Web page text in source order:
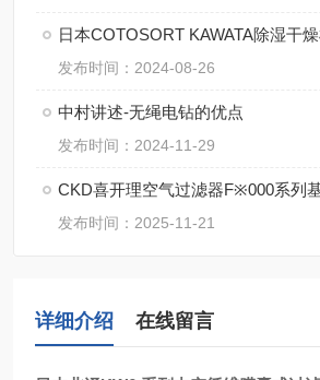
发布时间：2024-08-26
中村讲述-无绳电钻的优点
发布时间：2024-11-29
CKD喜开理空气过滤器F※000系列
发布时间：2025-11-21
详细介绍 在线留言